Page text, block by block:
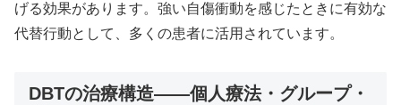
げる効果があります。強い自傷衝動を感じたときに有効な
代替行動として、多くの患者に活用されています。
DBTの治療構造——個人療法・グループ・